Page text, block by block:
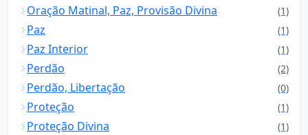
Oração Matinal, Paz, Provisão Divina (1)
Paz (1)
Paz Interior (1)
Perdão (2)
Perdão, Libertação (0)
Proteção (1)
Proteção Divina (1)